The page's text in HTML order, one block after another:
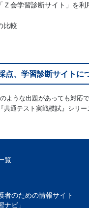
会学習診断サイト」を利
比較
点、学習診断サイトに
うな出題があっても対
通テスト実戦模試』シリー
覧
者のための情報サイト
ナビ」